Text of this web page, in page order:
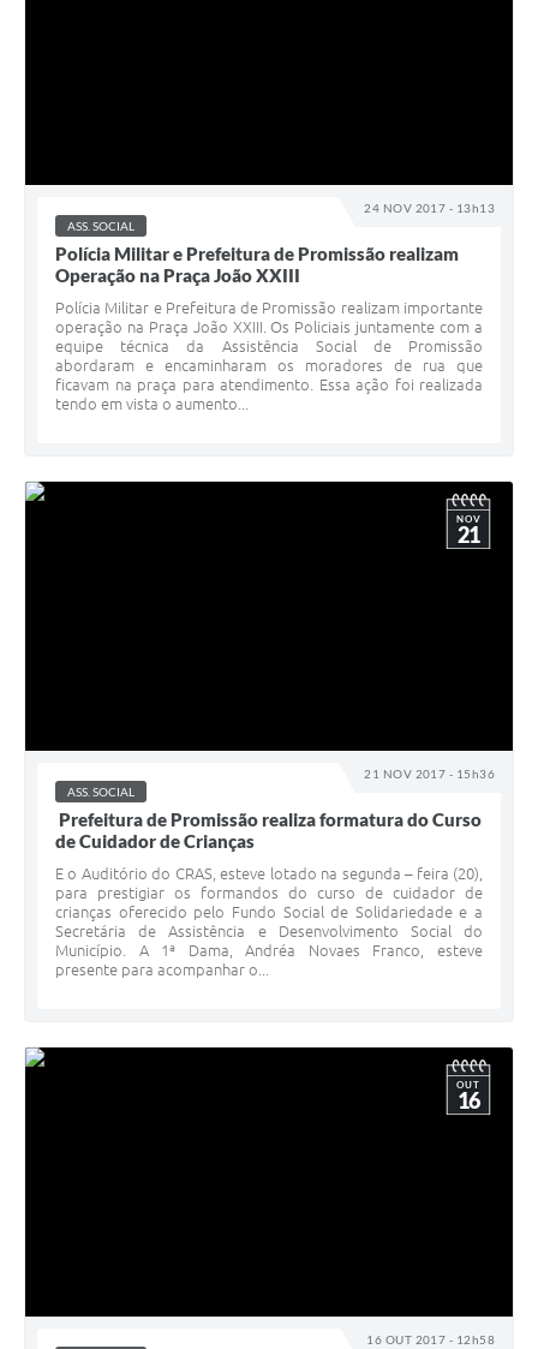
24 NOV 2017 - 13h13
ASS. SOCIAL
Polícia Militar e Prefeitura de Promissão realizam
Operação na Praça João XXIII
Polícia Militar e Prefeitura de Promissão realizam importante
operação na Praça João XXIII. Os Policiais juntamente com a
equipe técnica da Assistência Social de Promissão
abordaram e encaminharam os moradores de rua que
ficavam na praça para atendimento. Essa ação foi realizada
tendo em vista o aumento...
21 NOV 2017 - 15h36
NOV
21
ASS. SOCIAL
Prefeitura de Promissão realiza formatura do Curso
de Cuidador de Crianças
E o Auditório do CRAS, esteve lotado na segunda – feira (20),
para prestigiar os formandos do curso de cuidador de
crianças oferecido pelo Fundo Social de Solidariedade e a
Secretária de Assistência e Desenvolvimento Social do
Município. A 1ª Dama, Andréa Novaes Franco, esteve
presente para acompanhar o...
16 OUT 2017 - 12h58
OUT
16